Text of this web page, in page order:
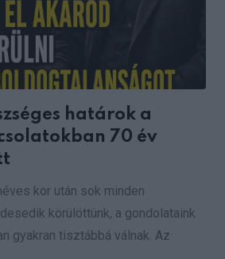
határok a
70 év
kor után sok minden
körülöttünk, a gondolataink
gyakran tisztábbá válnak. Az